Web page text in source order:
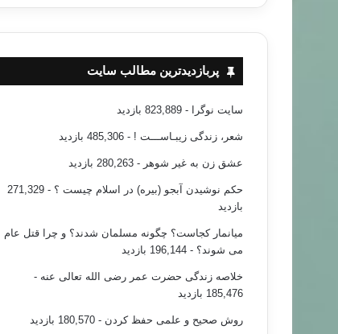
پربازدیدترین مطالب سایت
سایت نوگرا - 823,889 بازدید
شعر، زندگی زیبـاســـت ! - 485,306 بازدید
عشق زن به غیر شوهر - 280,263 بازدید
حکم نوشیدن آبجو (بیره) در اسلام چیست ؟
- 271,329
بازدید
میانمار کجاست؟ چگونه مسلمان شدند؟ و چرا قتل عام
می شوند؟ - 196,144 بازدید
خلاصه زندگی حضرت عمر رضی الله تعالی عنه -
185,476 بازدید
روش صحیح و علمی حفظ کردن - 180,570 بازدید